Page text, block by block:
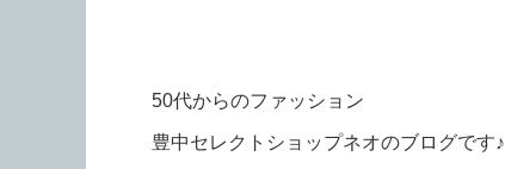
50代からのファッション
豊中セレクトショップネオのブログです♪